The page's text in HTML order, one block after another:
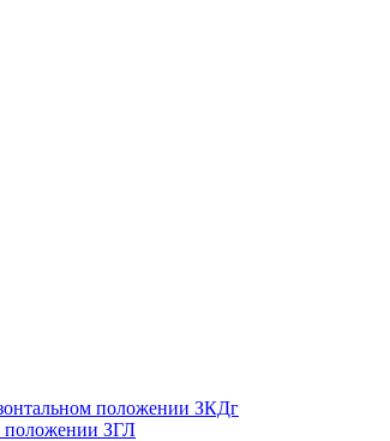
положении ЗКДг
положении ЗГЛ